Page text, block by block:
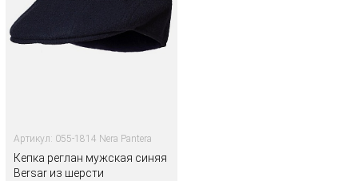
Артикул: 055-1814 Nera Pantera
Кепка реглан мужская синяя
Bersar из шерсти